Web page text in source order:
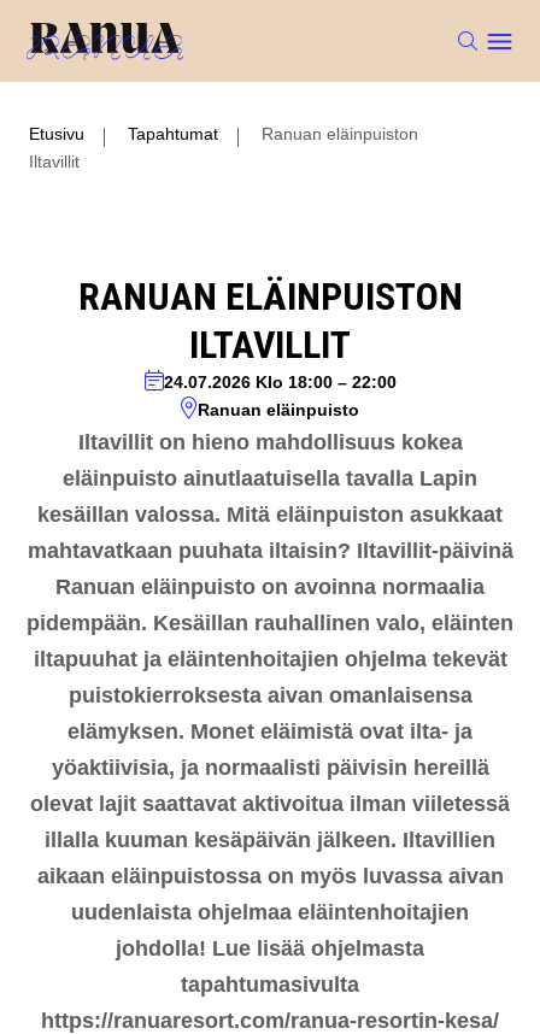
Etusivu Tapahtumat
Ranuan eläinpuiston
Iltavillit
RANUAN ELÄINPUISTON
ILTAVILLIT
24.07.2026 Klo 18:00– 22:00
Ranuan eläinpuisto
Iltavillit on hieno mahdollisuus kokea
eläinpuisto ainutlaatuisella tavalla Lapin
kesäillan valossa. Mitä eläinpuiston asukkaat
mahtavatkaan puuhata iltaisin? Iltavillit-päivinä
Ranuan eläinpuisto on avoinna normaalia
pidempään. Kesäillan rauhallinen valo, eläinten
iltapuuhat ja eläintenhoitajien ohjelma tekevät
puistokierroksesta aivan omanlaisensa
elämyksen. Monet eläimistä ovat ilta- ja
yöaktiivisia, ja normaalisti päivisin hereillä
olevat lajit saattavat aktivoitua ilman viiletessä
illalla kuuman kesäpäivän jälkeen. Iltavillien
aikaan eläinpuistossa on myös luvassa aivan
uudenlaista ohjelmaa eläintenhoitajien
johdolla! Lue lisää ohjelmasta
tapahtumasivulta
https://ranuaresort.com/ranua-resortin-kesa/